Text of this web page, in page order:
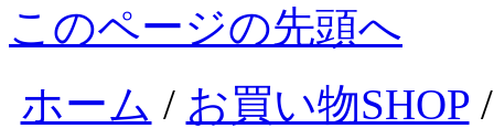
このページの先頭へ
ホーム / お買い物SHOP